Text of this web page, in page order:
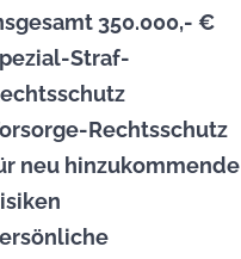
350.000,- €
Straf-
Rechtsschutz
neu hinzukommende